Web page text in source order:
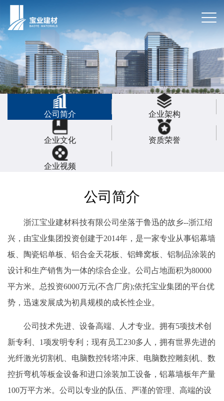
公司简介 企业架构
企业文化 资质荣誉
企业视频
公司简介
浙江宝业建材科技有限公司坐落于鲁迅的故乡--浙江绍
兴，由宝业集团投资创建于2014年，是一家专业从事铝幕墙
板、陶瓷铝单板、铝合金天花板、铝蜂窝板、铝制品涂装的
设计和生产销售为一体的综合企业。公司占地面积为80000
平方米。总投资6000万元(不含厂房);依托宝业集团的平台优
势，迅速发展成为初具规模的成长性企业。
公司技术先进、设备高端、人才专业。拥有5项技术创
新专利、1项发明专利；现有员工230多人，拥有世界先进的
光纤激光切割机、电脑数控转塔冲床、电脑数控雕刻机、数
控折弯机等板金设备和进口涂装加工设备，铝幕墙板年产量
100万平方米。公司以专业的队伍、严谨的管理、高端的设